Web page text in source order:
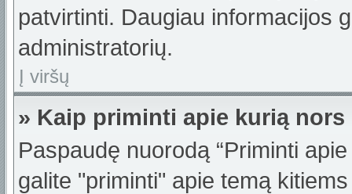
patvirtinti. Daugiau informacijos
administratorių.
Į viršų
» Kaip priminti apie kurią nors
Paspaudę nuorodą “Priminti
galite "priminti" apie temą